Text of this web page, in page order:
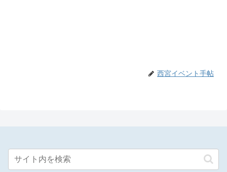
西宮イベント手帖